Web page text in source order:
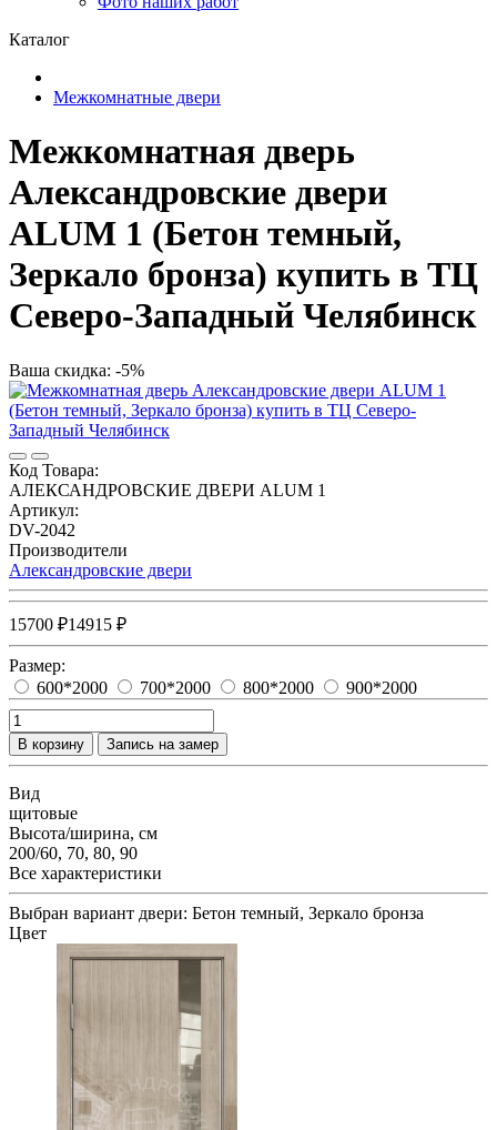
Каталог
Межкомнатные двери
Межкомнатная дверь
Александровские двери
ALUM 1 (Бетон темный,
Зеркало бронза) купить в ТЦ
Северо-Западный Челябинск
Ваша скидка: -5%
Код Товара:
АЛЕКСАНДРОВСКИЕ ДВЕРИ ALUM 1
Артикул:
DV-2042
Производители
Александровские двери
15700 ₽14915 ₽
Размер:
600*2000
700*2000 800*2000 900*2000
В корзину Запись на замер
Вид
щитовые
Высота/ширина, см
200/60, 70, 80, 90
Все характеристики
Выбран вариант двери: Бетон темный, Зеркало бронза
Цвет